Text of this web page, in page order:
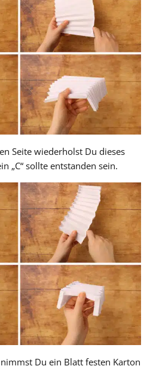
Seite wiederholst Du dieses
„C“ sollte entstanden sein.
Du ein Blatt festen Karton